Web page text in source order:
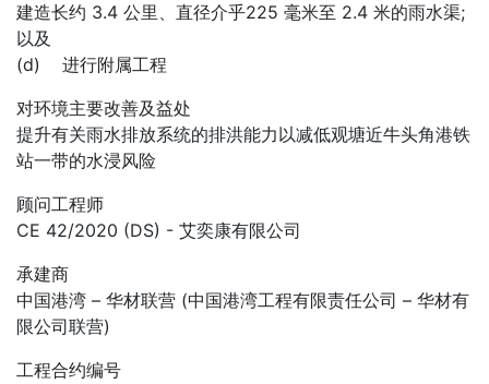
建造长约 3.4 公里、直径介乎225 毫米至 2.4 米的雨水渠;
以及
(d) 进行附属工程
对环境主要改善及益处
提升有关雨水排放系统的排洪能力以减低观塘近牛头角港铁
站一带的水浸风险
顾问工程师
CE 42/2020 (DS) - 艾奕康有限公司
承建商
中国港湾 – 华材联营 (中国港湾工程有限责任公司 – 华材有
限公司联营)
工程合约编号